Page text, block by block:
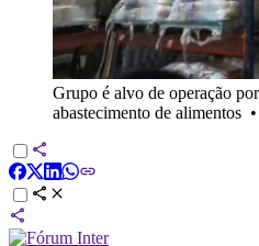
Grupo é alvo de operação
abastecimento de alimentos •